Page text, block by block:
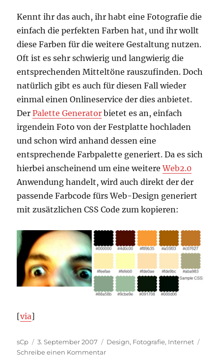
Kennt ihr das auch, ihr habt eine Fotografie die
einfach die perfekten Farben hat, und ihr wollt
diese Farben für die weitere Gestaltung nutzen.
Oft ist es sehr schwierig und langwierig die
entsprechenden Mitteltöne rauszufinden. Doch
natürlich gibt es auch für diesen Fall wieder
einmal einen Onlineservice der dies anbietet.
DerPalette Generator bietet es an, einfach
irgendein Foto von der Festplatte hochladen
und schon wird anhand dessen eine
entsprechende Farbpalette generiert. Da es sich
hierbei anscheinend um eine weitereWeb2.0
Anwendung handelt, wird auch direkt der der
passende Farbcode fürs Web-Design generiert
mit zusätzlichen CSS Code zum kopieren:
[via]
Autor
sCp
Veröffentlicht
am
3. September 2007 Kategorien
Design, Fotografie, Internet
Schreibe einen Kommentarzu